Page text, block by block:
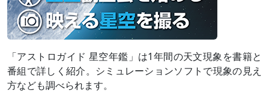
「アストロガイド 星空年鑑」は1年間の天文現象を書籍と
番組で詳しく紹介。シミュレーションソフトで現象の見え
方なども調べられます。